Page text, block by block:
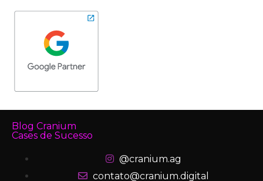
Blog Cranium
Cases de Sucesso
@cranium.ag
contato@cranium.digital